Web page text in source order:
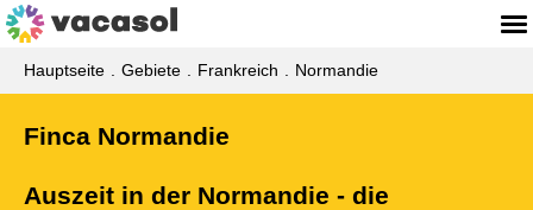
Hauptseite Gebiete Frankreich Normandie
Finca Normandie
Auszeit in der Normandie - die